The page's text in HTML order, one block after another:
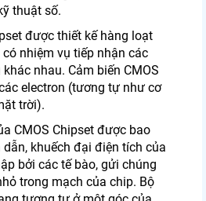
thuật số.
được thiết kế hàng loạt
nhiệm vụ tiếp nhận các
nhau. Cảm biến CMOS
electron (tương tự như cơ
trời).
CMOS Chipset được bao
khuếch đại điện tích của
bởi các tế bào, gửi chúng
trong mạch của chip. Bộ